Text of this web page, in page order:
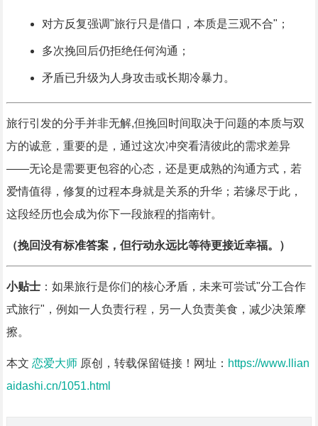
对方反复强调"旅行只是借口，本质是三观不合"；
多次挽回后仍拒绝任何沟通；
矛盾已升级为人身攻击或长期冷暴力。
旅行引发的分手并非无解,但挽回时间取决于问题的本质与双
方的诚意，重要的是，通过这次冲突看清彼此的需求差异
——无论是需要更包容的心态，还是更成熟的沟通方式，若
爱情值得，修复的过程本身就是关系的升华；若缘尽于此，
这段经历也会成为你下一段旅程的指南针。
（挽回没有标准答案，但行动永远比等待更接近幸福。）
小贴士：如果旅行是你们的核心矛盾，未来可尝试"分工合作
式旅行"，例如一人负责行程，另一人负责美食，减少决策摩
擦。
本文 恋爱大师原创，转载保留链接！网址： https://www.llian
aidashi.cn/1051.html